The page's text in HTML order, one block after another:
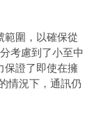
範圍，以確保從
考慮到了小至中
保證了即使在擁
情況下，通訊仍